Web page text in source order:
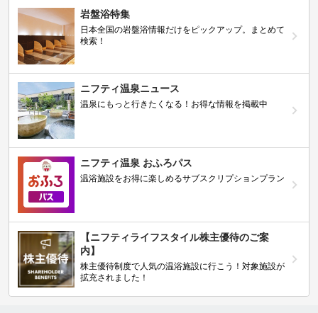
岩盤浴特集
日本全国の岩盤浴情報だけをピックアップ。まとめて
検索！
ニフティ温泉ニュース
温泉にもっと行きたくなる！お得な情報を掲載中
ニフティ温泉 おふろパス
温浴施設をお得に楽しめるサブスクリプションプラン
【ニフティライフスタイル株主優待のご案
内】
株主優待制度で人気の温浴施設に行こう！対象施設が
拡充されました！